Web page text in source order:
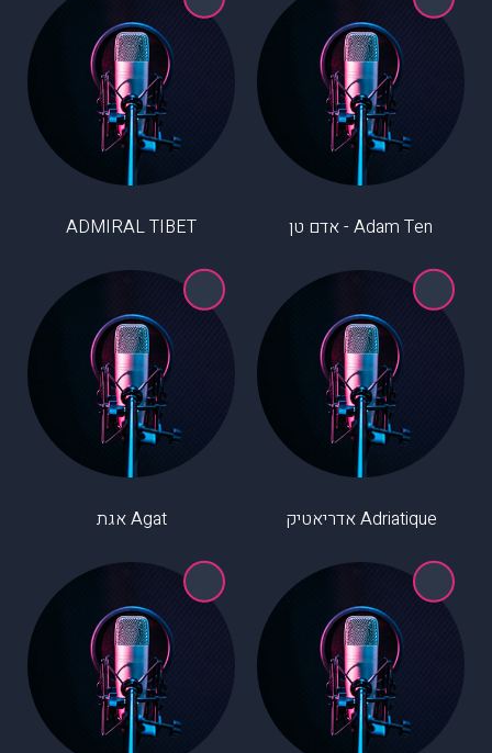
Adam Ten - אדם טן ADMIRAL TIBET
Adriatique אדריאטיק Agat אגת